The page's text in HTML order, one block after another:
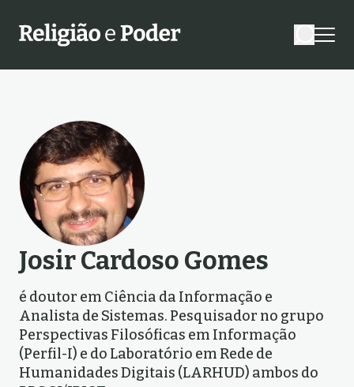
Josir Cardoso Gomes
é doutor em Ciência da Informação e
Analista de Sistemas. Pesquisador no grupo
Perspectivas Filosóficas em Informação
(Perfil-I) e do Laboratório em Rede de
Humanidades Digitais (LARHUD) ambos do